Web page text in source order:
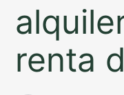
renta